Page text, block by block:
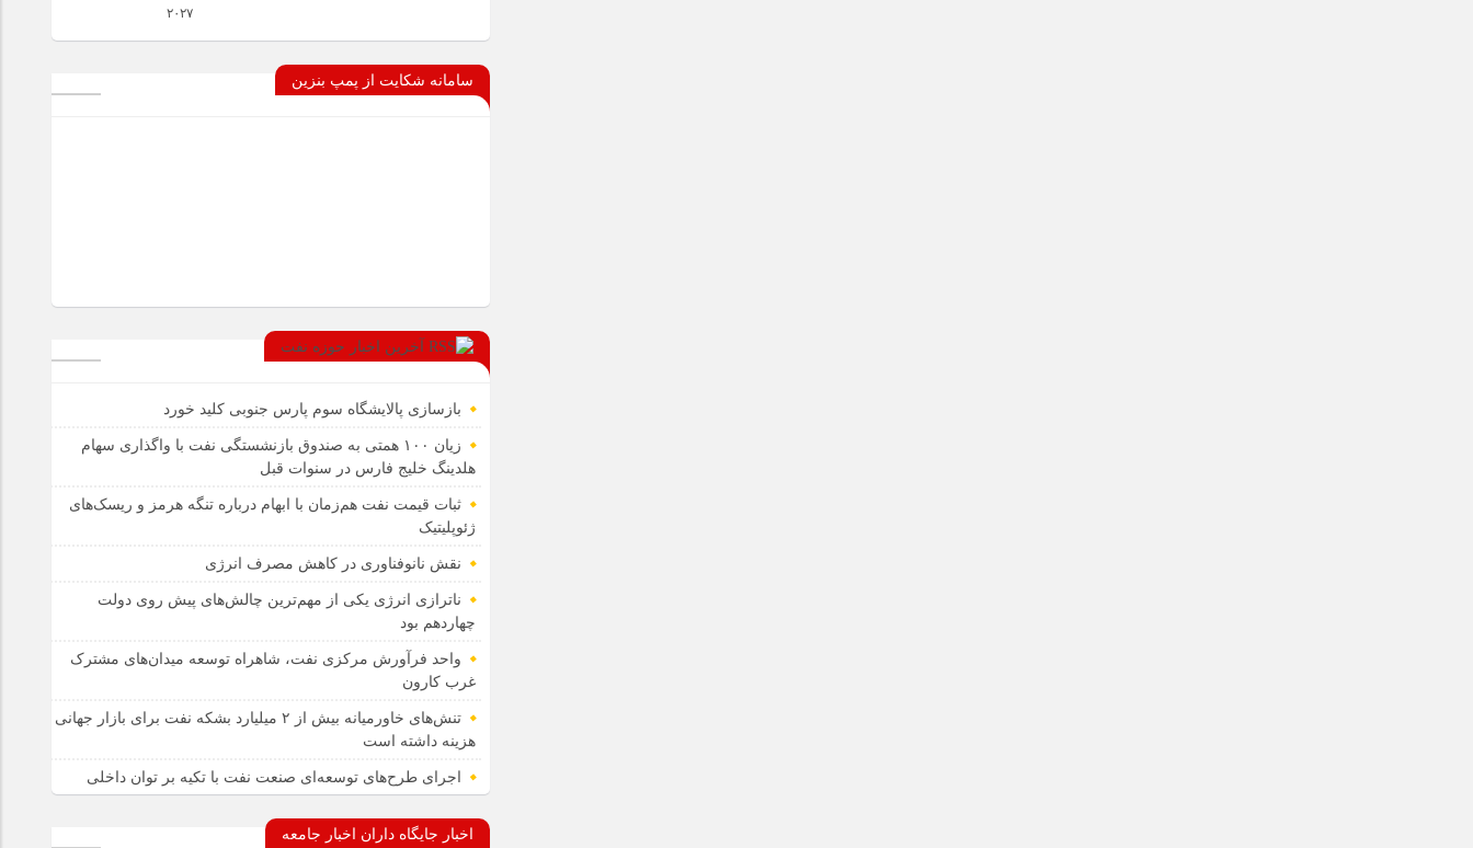
۲۰۲۷
سامانه شکایت از پمپ بنزین
آخرین اخبار حوزه نفت
بازسازی پالایشگاه سوم پارس جنوبی کلید خورد
زیان ۱۰۰ همتی به صندوق بازنشستگی نفت با واگذاری سهام
هلدینگ خلیج فارس در سنوات قبل
ثبات قیمت نفت هم‌زمان با ابهام درباره تنگه هرمز و ریسک‌های
ژئوپلیتیک
نقش نانوفناوری در کاهش مصرف انرژی
ناترازی انرژی یکی از مهم‌ترین چالش‌های پیش روی دولت
چهاردهم بود
واحد فرآورش مرکزی نفت، شاهراه توسعه میدان‌های مشترک
غرب کارون
تنش‌های خاورمیانه بیش از ۲ میلیارد بشکه نفت برای بازار جهانی
هزینه داشته است
اجرای طرح‌های توسعه‌ای صنعت نفت با تکیه بر توان داخلی
اخبار جایگاه داران اخبار جامعه